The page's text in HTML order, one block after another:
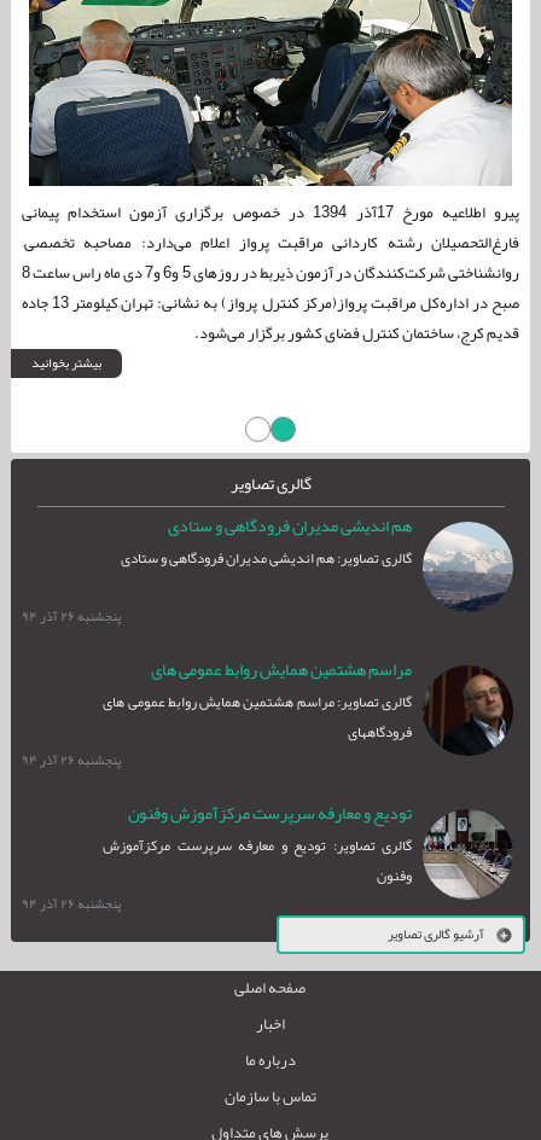
پیرو اطلاعیه مورخ 17آذر 1394 در خصوص برگزاری آزمون استخدام پیمانی
فارغ‌التحصیلان رشته کاردانی مراقبت پرواز اعلام می‌دارد: مصاحبه تخصصی–
روانشناختی شرکت‌کنندگان در آزمون ذیربط در روزهای 5 و6 و7 دی ماه راس ساعت 8
صبح در اداره‌کل مراقبت پرواز(مرکز کنترل پرواز) به نشانی: تهران–کیلومتر 13 جاده
قدیم کرج، ساختمان کنترل فضای کشور برگزار می‌شود.
بیشتر بخوانید
گالری تصاویر
هم اندیشی مدیران فرودگاهی و ستادی
گالری تصاویر: هم اندیشی مدیران فرودگاهی و ستادی
پنجشنبه ۲۶ آذر ۹۴
مراسم هشتمین همایش روابط عمومی های
فرودگاههای
گالری تصاویر: مراسم هشتمین همایش روابط عمومی های
فرودگاههای
پنجشنبه ۲۶ آذر ۹۴
تودیع و معارفه سرپرست مرکزآموزش وفنون
گالری تصاویر: تودیع و معارفه سرپرست مرکزآموزش
وفنون
پنجشنبه ۲۶ آذر ۹۴
آرشیو گالری تصاویر
صفحه اصلی
اخبار
درباره ما
تماس با سازمان
پرسش های متداول